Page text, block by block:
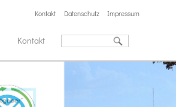
Kontakt Datenschutz Impressum
Kontakt